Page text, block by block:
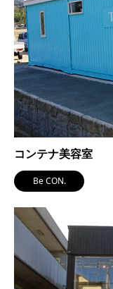
コンテナ美容室
Be CON.